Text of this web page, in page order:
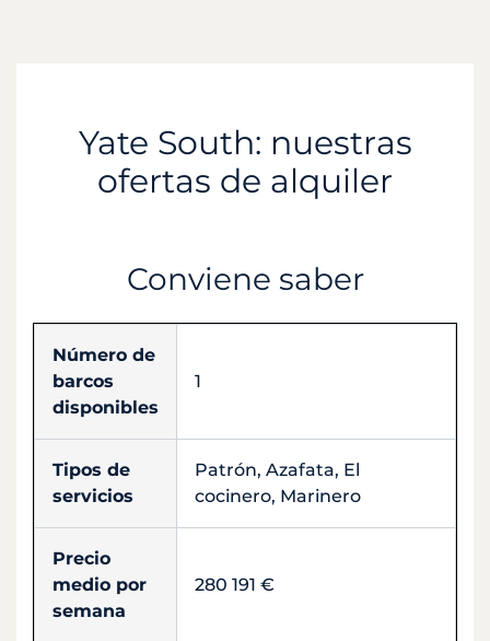
Yate South: nuestras
ofertas de alquiler
Conviene saber
Número de
barcos
disponibles
1
Tipos de
servicios
Patrón, Azafata, El
cocinero, Marinero
Precio
medio por
semana
280 191 €